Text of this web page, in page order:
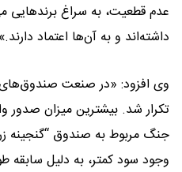
عدم قطعیت، به سراغ برندهایی
داشته‌اند و به آن‌ها اعتماد دارند.»
وی افزود: «در صنعت صندوق‌های
تکرار شد. بیشترین میزان صدور
جنگ مربوط به صندوق “گنجینه
وجود سود کمتر، به دلیل سابقه